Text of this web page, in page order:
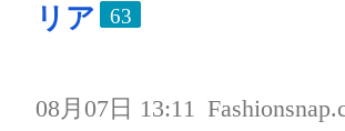
リア
63
08月07日 13:11